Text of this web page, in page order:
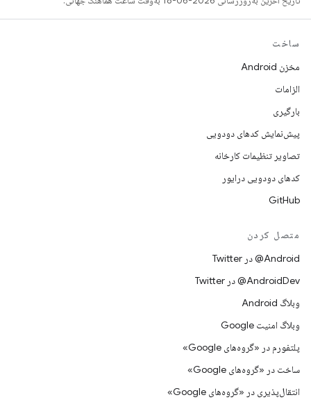
ساخت
مخزن Android
الزامات
بارگیری
پیش‌نمایش کدهای دودویی
تصاویر تنظیمات کارخانه
کدهای دودویی درایور
GitHub
متصل کردن
Android@ در Twitter
AndroidDev@ در Twitter
وبلاگ Android
وبلاگ امنیت Google
پلتفورم در «گروه‌های Google»
ساخت در «گروه‌های Google»
انتقال‌پذیری در «گروه‌های Google»